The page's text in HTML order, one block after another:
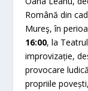
Română din
Mureş, în
16:00, la Teatrul
improvizație,
provocare
propriile